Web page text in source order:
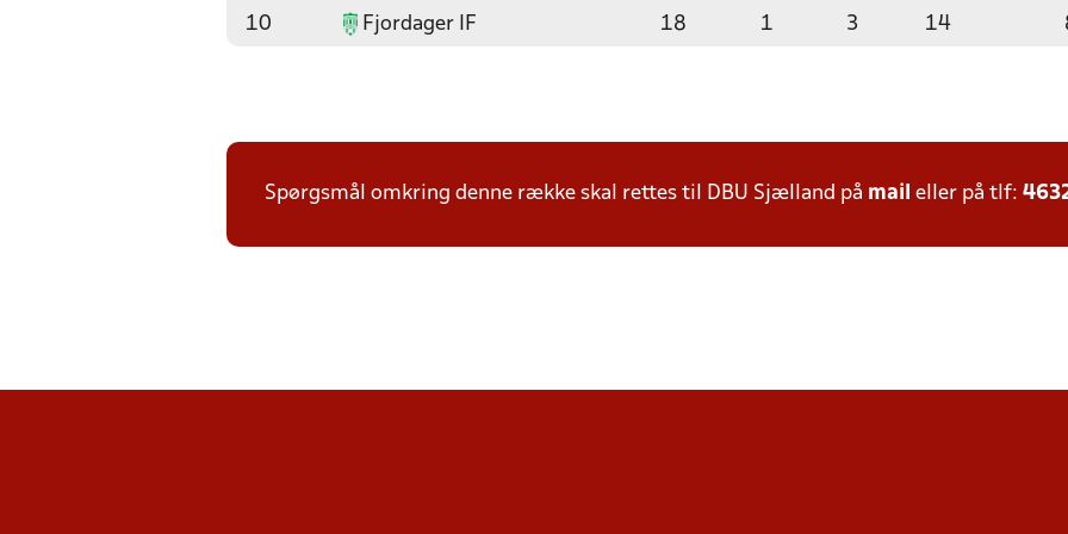
10 Fjordager IF 18 1 3 14
Spørgsmål omkring denne række skal rettes til DBU Sjælland på mail eller på tlf: